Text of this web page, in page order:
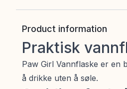
Product information
Praktisk
Paw Girl Vannflaske er en
å drikke uten å søle.